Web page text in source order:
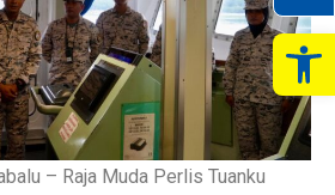
– Raja Muda Perlis Tuanku